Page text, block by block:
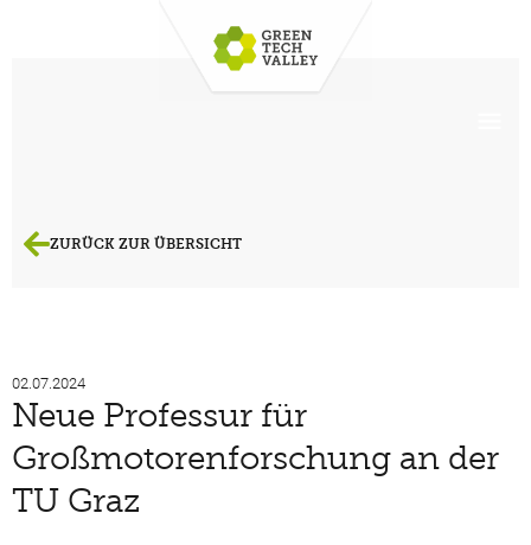
ZURÜCK ZUR ÜBERSICHT
02.07.2024
Neue Professur für
Großmotorenforschung an der
TU Graz